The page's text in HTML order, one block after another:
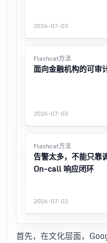
2026-07-03
Flashcat方法
面向金融机构的可审
2026-07-03
Flashcat方法
告警太多，不能只靠
On-call 响应闭环
2026-07-03
首先，在文化层面，